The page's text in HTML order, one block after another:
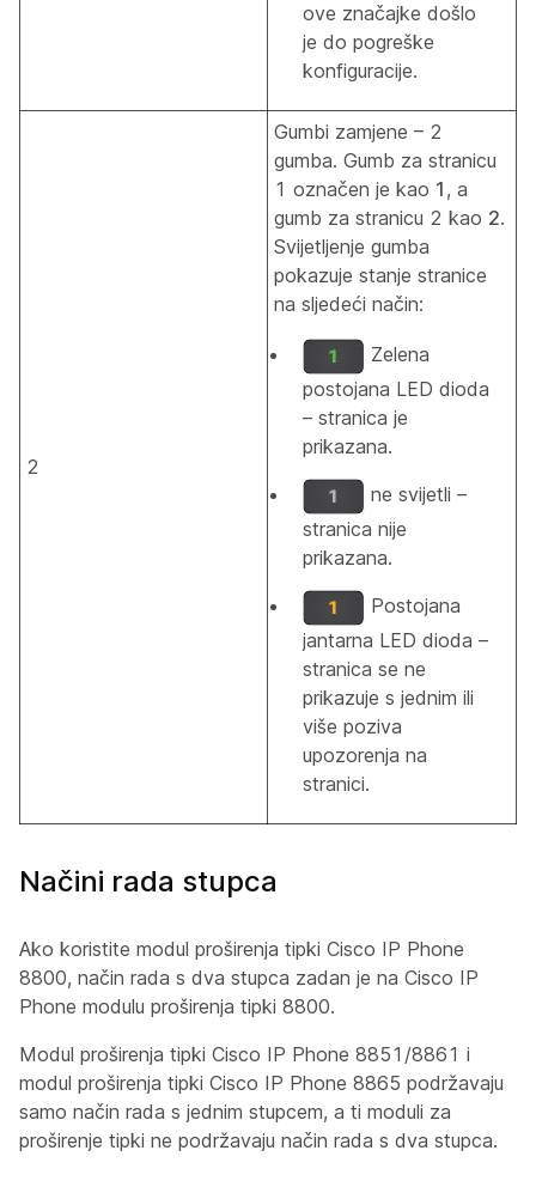
ove značajke došlo
je do pogreške
konfiguracije.
2
Gumbi zamjene – 2
gumba. Gumb za stranicu
1 označen je kao 1 , a
gumb za stranicu 2 kao 2.
Svijetljenje gumba
pokazuje stanje stranice
na sljedeći način:
Zelena
postojana LED dioda
– stranica je
prikazana.
ne svijetli –
stranica nije
prikazana.
Postojana
jantarna LED dioda –
stranica se ne
prikazuje s jednim ili
više poziva
upozorenja na
stranici.
Načini rada stupca
Ako koristite modul proširenja tipki Cisco IP Phone
8800, način rada s dva stupca zadan je na Cisco IP
Phone modulu proširenja tipki 8800.
Modul proširenja tipki Cisco IP Phone 8851/8861 i
modul proširenja tipki Cisco IP Phone 8865 podržavaju
samo način rada s jednim stupcem, a ti moduli za
proširenje tipki ne podržavaju način rada s dva stupca.